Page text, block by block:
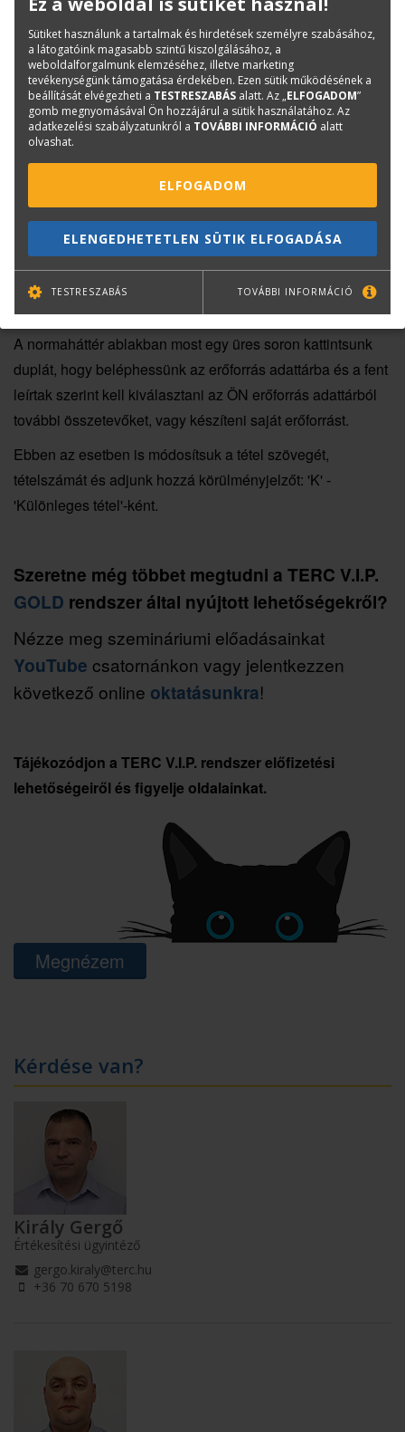
Fontos!
Ebben az esetben is módosítsuk a tétel szövegét,
További szükséglet beillesztése
A normaháttér ablakban most egy üres soron kattintsunk
duplát, hogy beléphessünk az erőforrás adattárba és a fent
leírtak szerint kell kiválasztani az ÖN erőforrás adattárból
további összetevőket, vagy készíteni saját erőforrást.
Ebben az esetben is módosítsuk a tétel szövegét,
tételszámát és adjunk hozzá körülményjelzőt: 'K' -
'Különleges tétel'-ként.
Szeretne még többet megtudni a TERC V.I.P.
GOLD rendszer által nyújtott lehetőségekről?
Nézze meg szemináriumi előadásainkat
YouTube csatornánkon vagy jelentkezzen
következő online oktatásunkra!
Tájékozódjon a TERC V.I.P. rendszer előfizetési
lehetőségeiről és figyelje oldalainkat.
Megnézem
Kérdése van?
Király Gergő
Értékesítési ügyintéző
gergo.kiraly@terc.hu
+36 70 670 5198
Sütiket használunk a tartalmak és hirdetések személyre szabásához,
a látogatóink magasabb szintű kiszolgálásához, a
weboldalforgalmunk elemzéséhez, illetve marketing
tevékenységünk támogatása érdekében. Ezen sütik működésének a
beállítását elvégezheti a TESTRESZABÁS alatt. Az „ELFOGADOM”
gomb megnyomásával Ön hozzájárul a sütik használatához. Az
adatkezelési szabályzatunkról a TOVÁBBI INFORMÁCIÓ alatt
olvashat.
ELFOGADOM
ELENGEDHETETLEN SÜTIK ELFOGADÁSA
TESTRESZABÁS TOVÁBBI INFORMÁCIÓ